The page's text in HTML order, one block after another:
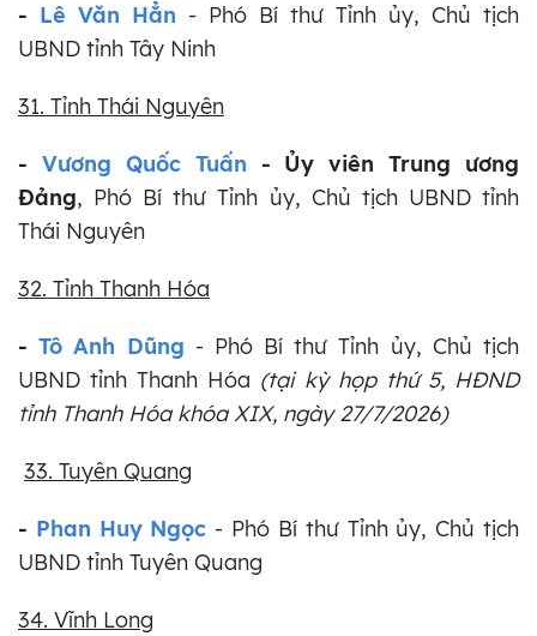
- Lê Văn Hẳn - Phó Bí thư Tỉnh ủy, Chủ tịch
UBND tỉnh Tây Ninh
31. Tỉnh Thái Nguyên
- Vương Quốc Tuấn - Ủy viên Trung ương
Đảng, Phó Bí thư Tỉnh ủy, Chủ tịch UBND tỉnh
Thái Nguyên
32. Tỉnh Thanh Hóa
-Tô Anh Dũng - Phó Bí thư Tỉnh ủy, Chủ tịch
UBND tỉnh Thanh Hóa (tại kỳ họp thứ 5, HĐND
tỉnh Thanh Hóa khóa XIX, ngày 27/7/2026)
33. Tuyên Quang
- Phan Huy Ngọc - Phó Bí thư Tỉnh ủy, Chủ tịch
UBND tỉnh Tuyên Quang
34. Vĩnh Long